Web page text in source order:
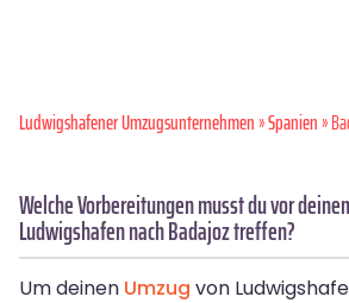
Ludwigshafener Umzugsunternehmen»Spanien»
Welche Vorbereitungen musst du vor
Ludwigshafen nach Badajoz treffen?
Um deinen Umzug von